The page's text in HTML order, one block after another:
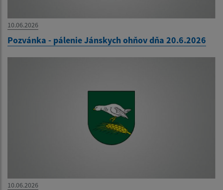
10.06.2026
Pozvánka - pálenie Jánskych ohňov dňa 20.6.2026
10.06.2026